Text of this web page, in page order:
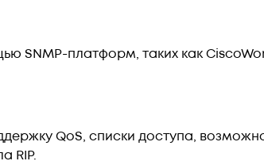
SNMP-платформ, таких как
QoS, списки доступа,
RIP.